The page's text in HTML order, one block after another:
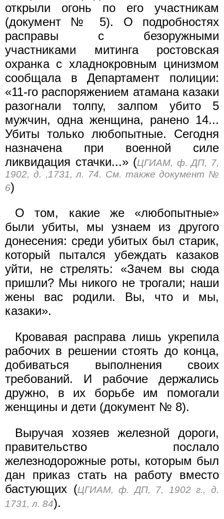
открыли огонь по его участникам
(документ № 5). О подробностях
расправы с безоружными
участниками митинга ростовская
охранка с хладнокровным цинизмом
сообщала в Департамент полиции:
«11-го распоряжением атамана казаки
разогнали толпу, залпом убито 5
мужчин, одна женщина, ранено 14...
Убиты только любопытные. Сегодня
назначена при военной силе
ликвидация стачки...» (ЦГИАМ, ф. ДП, 7,
1902, д. ,1731, л. 74. См. также документ №
6)
О том, какие же «любопытные»
были убиты, мы узнаем из другого
донесения: среди убитых был старик,
который пытался убеждать казаков
уйти, не стрелять: «Зачем вы сюда
пришли? Мы никого не трогали; наши
жены вас родили. Вы, что и мы,
казаки».
Кровавая расправа лишь укрепила
рабочих в решении стоять до конца,
добиваться выполнения своих
требований. И рабочие держались
дружно, в их борьбе им помогали
женщины и дети (документ № 8).
Выручая хозяев железной дороги,
правительство послало
железнодорожные роты, которым был
дан приказ стать на работу вместо
бастующих (ЦГИАМ, ф. ДП, 7, 1902 г., д.
1731, л. 84).